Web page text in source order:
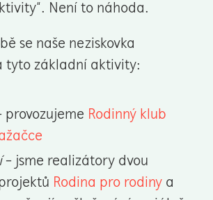
Není to náhoda.
se naše neziskovka
tyto základní aktivity:
Rodinný klub
- jsme realizátory dvou
Rodina pro rodiny a